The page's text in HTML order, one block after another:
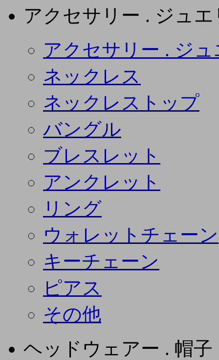
アクセサリー . ジュエ
アクセサリー . ジ
ネックレス
ネックレストップ
バングル
ブレスレット
アンクレット
リング
ウォレットチェーン
キーチェーン
ピアス
その他
ヘッドウェアー . 帽子